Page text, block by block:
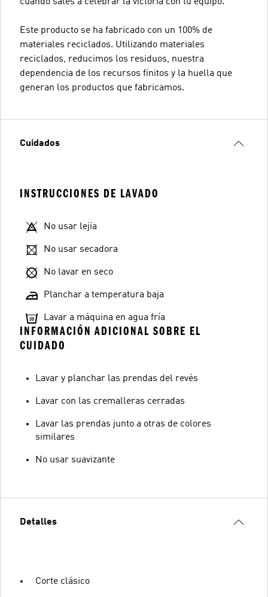
Este producto se ha fabricado con un 100% de
materiales reciclados. Utilizando materiales
reciclados, reducimos los residuos, nuestra
dependencia de los recursos finitos y la huella que
generan los productos que fabricamos.
Cuidados
INSTRUCCIONES DE LAVADO
No usar lejía
No usar secadora
No lavar en seco
Planchar a temperatura baja
Lavar a máquina en agua fría
INFORMACIÓN ADICIONAL SOBRE EL
CUIDADO
Lavar y planchar las prendas del revés
Lavar con las cremalleras cerradas
Lavar las prendas junto a otras de colores
similares
No usar suavizante
Detalles
Corte clásico